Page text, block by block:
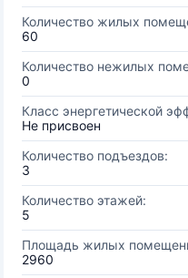
Количество жилых
60
Количество нежилых
0
Класс энергетической
Не присвоен
Количество подъездов:
3
Количество этажей:
5
Площадь жилых
2960